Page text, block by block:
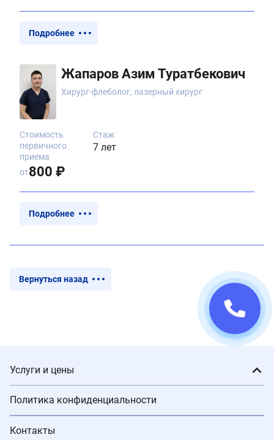
Подробнее
Жапаров Азим Туратбекович
Хирург-флеболог, лазерный хирург
Стаж
7 лет
Стоимость
первичного
приема
от800 ₽
Подробнее
Вернуться назад
Услуги и цены
Политика конфиденциальности
Контакты